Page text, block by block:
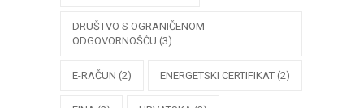
DRUŠTVO S OGRANIČENOM
ODGOVORNOŠĆU (3)
E-RAČUN (2) ENERGETSKI CERTIFIKAT (2)